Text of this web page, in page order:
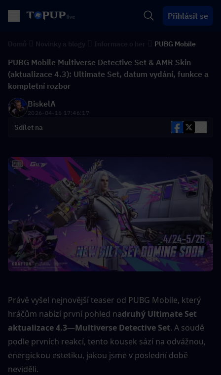
Přihlásit se
PUBG Mobile
PUBG Mobile Multiverse Detective Set & AMR Skin
(aktualizace 4.3): Ultimate Set, datum vydání, funkce a
kompletní rozbor
BiskelA
2026-04-16 17:46:17
Sdílet na
Právě vyšel nejnovější teaser od PUBG Mobile, který
hráčům nabízí první pohled nadruhý Ultimate Set
aktualizace 4.3—Multiverse Detective Set. A soudě
podle prvních reakcí, tento kousek sází na odvážnou,
energickou estetiku, jakou jsme v poslední době
neviděli.